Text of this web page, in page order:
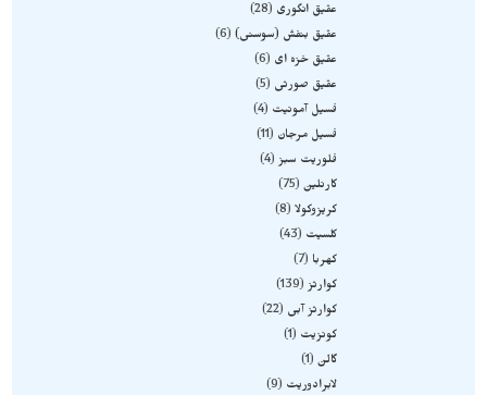
عقیق انگوری
28
عقیق بنفش (سوسنی) 6
عقیق خزه ای
6
عقیق صورتی
5
فسیل آمونیت
4
فسیل مرجان
11
فلوریت سبز 4
کارنلین 75
کریزوکولا 8
کلسیت
43
کهربا
7
کوارتز 139
کوارتز آبی
22
کونزیت
1
گالن 1
لابرادوریت
9